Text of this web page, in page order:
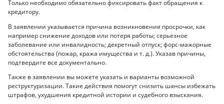
Только необходимо обязательно фиксировать факт обращения к
кредитору.
В заявлении указывается причина возникновения просрочки, как
например снижение доходов или потеря работы; серьезное
заболевание или инвалидность; декретный отпуск; форс-мажорные
обстоятельства (пожар, кража имущества и т. д.). Указав причины,
подтвердите все документально.
Также в заявлении вы можете указать и варианты возможной
реструктуризации. Такие действия помогут снизить шансы избежать
штрафов, ухудшения кредитной истории и судебного взыскания.